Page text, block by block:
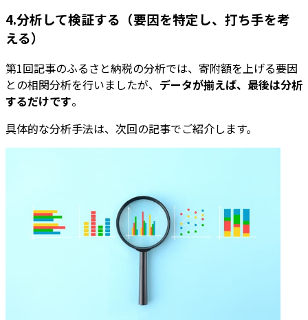
4.分析して検証する（要因を特定し、打ち手を考
える）
第1回記事のふるさと納税の分析では、寄附額を上げる要因
との相関分析を行いましたが、 データが揃えば、最後は分析
するだけです。
具体的な分析手法は、次回の記事でご紹介します。